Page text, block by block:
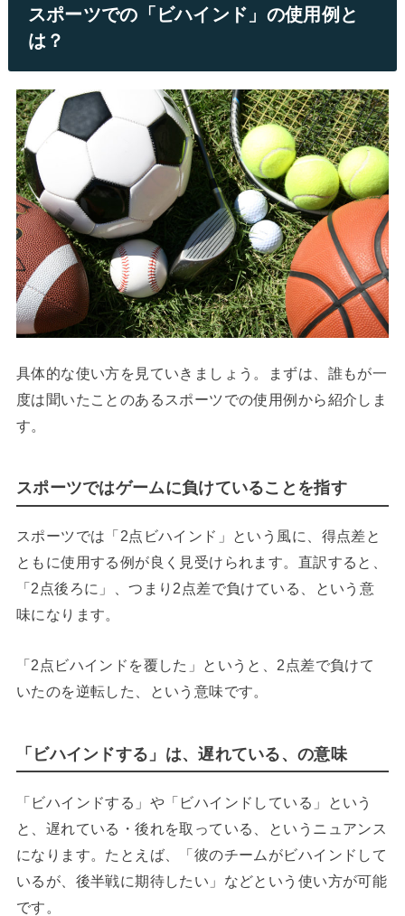
スポーツでの「ビハインド」の使用例と
は？
具体的な使い方を見ていきましょう。まずは、誰もが一
度は聞いたことのあるスポーツでの使用例から紹介しま
す。
スポーツではゲームに負けていることを指す
スポーツでは「2点ビハインド」という風に、得点差と
ともに使用する例が良く見受けられます。直訳すると、
「2点後ろに」、つまり2点差で負けている、という意
味になります。
「2点ビハインドを覆した」というと、2点差で負けて
いたのを逆転した、という意味です。
「ビハインドする」は、遅れている、の意味
「ビハインドする」や「ビハインドしている」という
と、遅れている・後れを取っている、というニュアンス
になります。たとえば、「彼のチームがビハインドして
いるが、後半戦に期待したい」などという使い方が可能
です。